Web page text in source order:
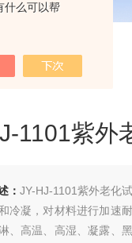
什么可以帮
多少钱
1101紫外
： JY-HJ-1101紫外老化
冷凝，对材料进行加速
、高温、高湿、凝露、